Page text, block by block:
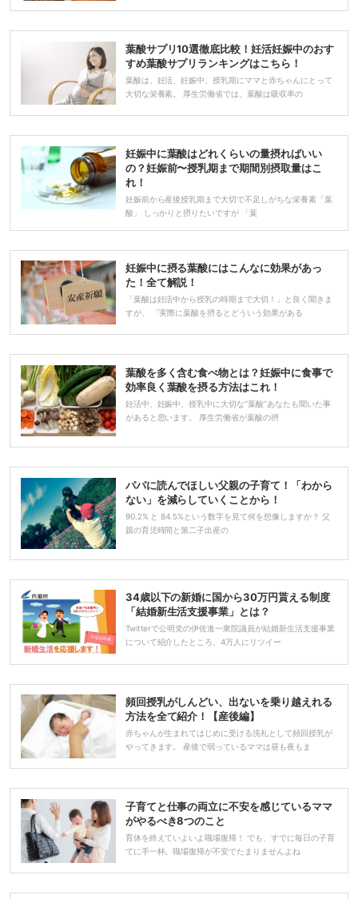
葉酸サプリ10選徹底比較！妊活妊娠中のおす
すめ葉酸サプリランキングはこちら！
葉酸は、妊活、妊娠中、授乳期にママと赤ちゃんにとって
大切な栄養素。 厚生労働省では、葉酸は吸収率の
妊娠中に葉酸はどれくらいの量摂ればいい
の？妊娠前〜授乳期まで期間別摂取量はこ
れ！
妊娠前から産後授乳期まで大切で不足しがちな栄養素「葉
酸」 しっかりと摂りたいですが 「葉
妊娠中に摂る葉酸にはこんなに効果があっ
た！全て解説！
「葉酸は妊活中から授乳の時期まで大切！」と良く聞きま
すが、 「実際に葉酸を摂るとどういう効果がある
葉酸を多く含む食べ物とは？妊娠中に食事で
効率良く葉酸を摂る方法はこれ！
妊活中、妊娠中、授乳中に大切な“葉酸”あなたも聞いた事
があると思います。 厚生労働省が葉酸の摂
パパに読んでほしい父親の子育て！「わから
ない」を減らしていくことから！
90.2% と 84.5%という数字を見て何を想像しますか？ 父
親の育児時間と第二子出産の
34歳以下の新婚に国から30万円貰える制度
「結婚新生活支援事業」とは？
Twitterで公明党の伊佐進一衆院議員が結婚新生活支援事業
について紹介したところ、4万人にリツイー
頻回授乳がしんどい、出ないを乗り越えれる
方法を全て紹介！【産後編】
赤ちゃんが生まれてはじめに受ける洗礼として頻回授乳が
やってきます。 産後で弱っているママは昼も夜もま
子育てと仕事の両立に不安を感じているママ
がやるべき8つのこと
育休を終えていよいよ職場復帰！ でも、すでに毎日の子育
てに手一杯。職場復帰が不安でたまりませんよね